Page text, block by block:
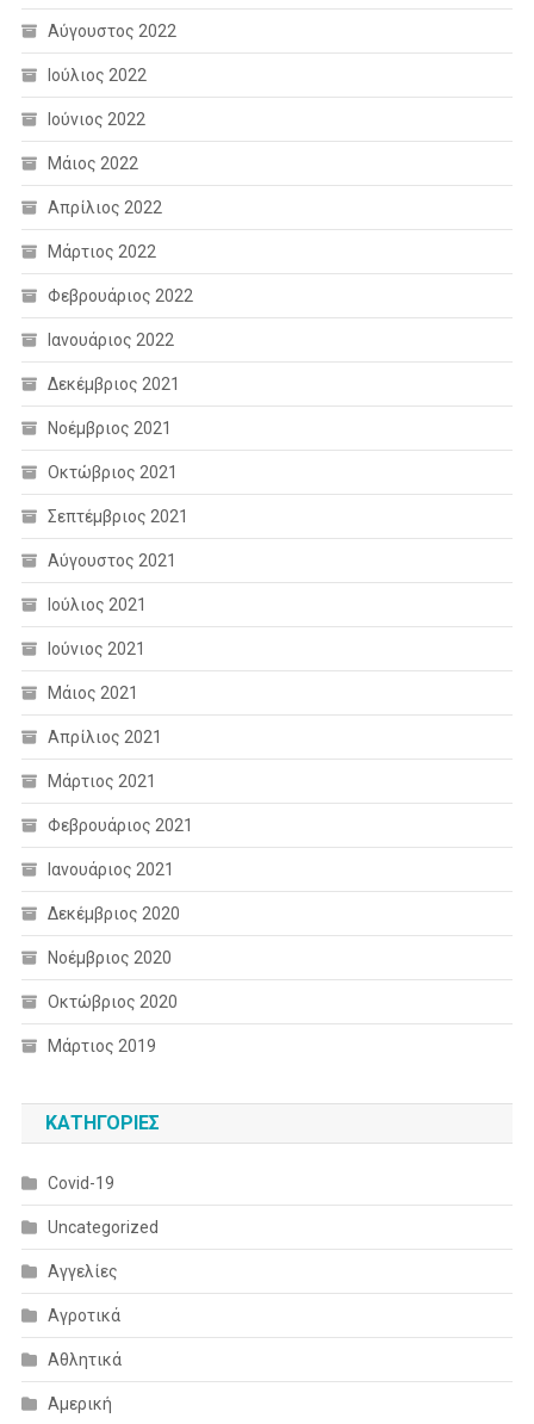
Αύγουστος 2022
Ιούλιος 2022
Ιούνιος 2022
Μάιος 2022
Απρίλιος 2022
Μάρτιος 2022
Φεβρουάριος 2022
Ιανουάριος 2022
Δεκέμβριος 2021
Νοέμβριος 2021
Οκτώβριος 2021
Σεπτέμβριος 2021
Αύγουστος 2021
Ιούλιος 2021
Ιούνιος 2021
Μάιος 2021
Απρίλιος 2021
Μάρτιος 2021
Φεβρουάριος 2021
Ιανουάριος 2021
Δεκέμβριος 2020
Νοέμβριος 2020
Οκτώβριος 2020
Μάρτιος 2019
KΑΤΗΓΟΡΊΕΣ
Covid-19
Uncategorized
Αγγελίες
Αγροτικά
Αθλητικά
Αμερική